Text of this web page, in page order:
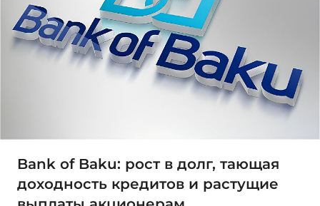
Bank of Baku: рост в долг, тающая
доходность кредитов и растущие